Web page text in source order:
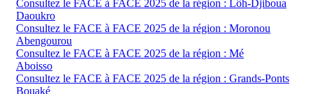
Consultez le FACE à FACE 2025 de la région : Lôh-Djiboua
Daoukro
Consultez le FACE à FACE 2025 de la région : Moronou
Abengourou
Consultez le FACE à FACE 2025 de la région : Mé
Aboisso
Consultez le FACE à FACE 2025 de la région : Grands-Ponts
Bouaké